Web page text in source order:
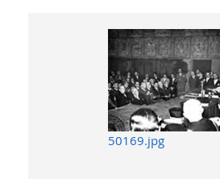
50169.jpg